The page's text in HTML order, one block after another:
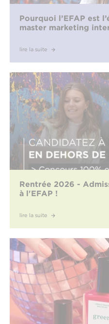
Pourquoi l’EFAP est
master marketing
lire la suite
Rentrée 2026 -
à l'EFAP !
lire la suite